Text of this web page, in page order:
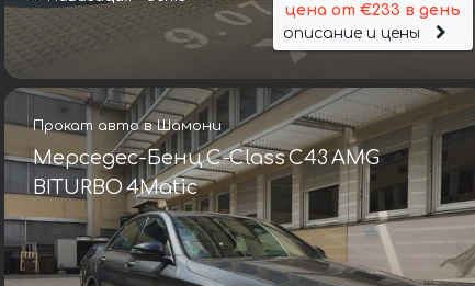
цена от €233 в день
описание и цены
Прокат авто в Шамони
Мерседес-Бенц C-Class C43 AMG
BITURBO 4Matic